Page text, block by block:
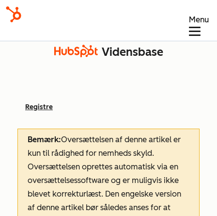
Menu
Vidensbase
Registre
Bemærk:Oversættelsen af denne artikel er
kun til rådighed for nemheds skyld.
Oversættelsen oprettes automatisk via en
oversættelsessoftware og er muligvis ikke
blevet korrekturlæst. Den engelske version
af denne artikel bør således anses for at